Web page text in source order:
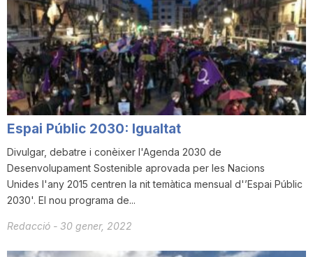
C
i
u
a
t
Espai Públic 2030: Igualtat
Divulgar, debatre i conèixer l'Agenda 2030 de
Desenvolupament Sostenible aprovada per les Nacions
Unides l'any 2015 centren la nit temàtica mensual d'’Espai Públic
2030'. El nou programa de...
Redacció - 30 gener, 2022